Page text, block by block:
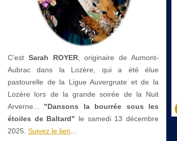
C’est Sarah ROYER, originaire de Aumont-
Aubrac dans la Lozère, qui a été élue
pastourelle de la Ligue Auvergnate et de la
Lozère lors de la grande soirée de la Nuit
Arverne...
"Dansons la bourrée sous les
étoiles de Baltard" le samedi 13 décembre
2025. Suivez le lien